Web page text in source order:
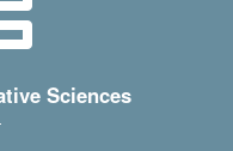
Sciences